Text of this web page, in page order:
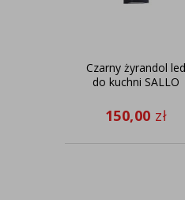
Czarny żyrandol led
do kuchni SALLO
150,00 zł